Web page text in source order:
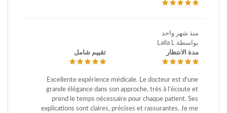
منذ شهر واحد
بواسطة Laila L
مدة الانتظار
تقييم شامل
Excellente expérience médicale. Le docteur est d’une
grande élégance dans son approche, très à l’écoute et
prend le temps nécessaire pour chaque patient. Ses
explications sont claires, précises et rassurantes. Je me